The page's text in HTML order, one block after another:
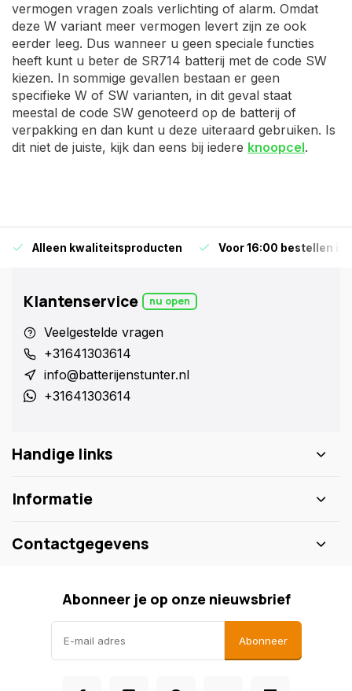
vermogen vragen zoals verlichting of alarm. Omdat
deze W variant meer vermogen levert zijn ze ook
eerder leeg. Dus wanneer u geen speciale functies
heeft kunt u beter de SR714 batterij met de code SW
kiezen. In sommige gevallen bestaan er geen
specifieke W of SW varianten, in dit geval staat
meestal de code SW genoteerd op de batterij of
verpakking en dan kunt u deze uiteraard gebruiken. Is
dit niet de juiste, kijk dan eens bij iedere knoopcel.
Alleen kwaliteitsproducten Voor 16:00 bestellen is
Klantenservice nu open
Veelgestelde vragen
+31641303614
info@batterijenstunter.nl
+31641303614
Handige links
Informatie
Contactgegevens
Abonneer je op onze nieuwsbrief
Abonneer